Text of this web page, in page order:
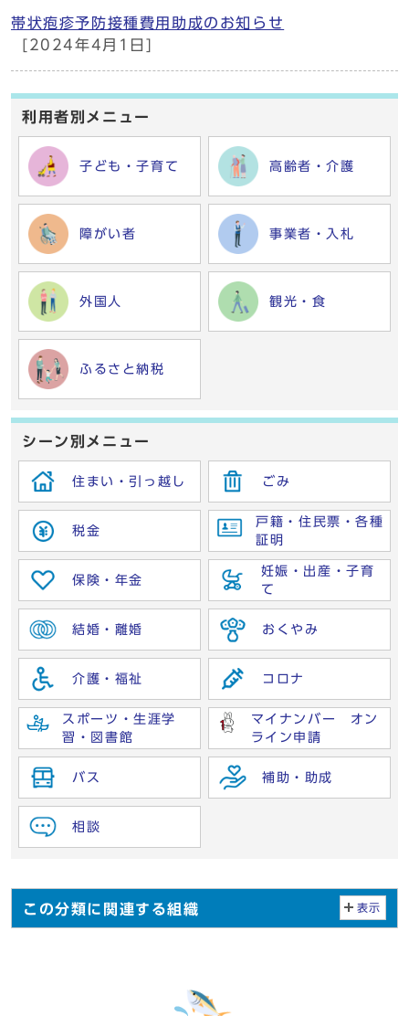
帯状疱疹予防接種費用助成のお知らせ
[2024年4月1日]
利用者別メニュー
子ども・子育て 高齢者・介護
障がい者 事業者・入札
外国人 観光・食
ふるさと納税
シーン別メニュー
住まい・引っ越し ごみ
税金
戸籍・住民票・各種
証明
保険・年金
妊娠・出産・子育
て
結婚・離婚 おくやみ
介護・福祉 コロナ
スポーツ・生涯学
習・図書館
マイナンバー オン
ライン申請
バス 補助・助成
相談
この分類に関連する組織 表示